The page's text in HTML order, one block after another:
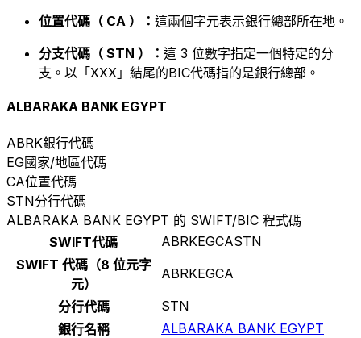
位置代碼（ CA ）： 這兩個字元表示銀行總部所在地。
分支代碼（ STN ）： 這 3 位數字指定一個特定的分
支。以「XXX」結尾的BIC代碼指的是銀行總部。
ALBARAKA BANK EGYPT
ABRK銀行代碼
EG國家/地區代碼
CA位置代碼
STN分行代碼
ALBARAKA BANK EGYPT 的 SWIFT/BIC 程式碼
SWIFT代碼
ABRKEGCASTN
SWIFT 代碼（8 位元字
元）
ABRKEGCA
分行代碼
STN
銀行名稱
ALBARAKA BANK EGYPT